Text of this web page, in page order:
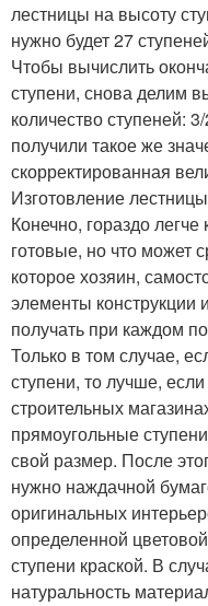
лестницы на высоту
нужно будет 27
Чтобы вычислить
ступени, снова делим
количество ступеней:
получили такое же
скорректированная
Изготовление
Конечно, гораздо
готовые, но что может
которое хозяин,
элементы конструкции
получать при каждом
Только в том случае,
ступени, то лучше,
строительных
прямоугольные
свой размер. После
нужно наждачной
оригинальных
определенной
ступени краской. В
натуральность